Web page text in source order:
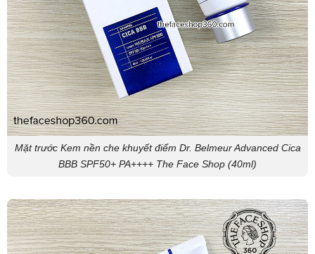
Mặt trước Kem nền che khuyết điểm Dr. Belmeur Advanced Cica
BBB SPF50+ PA++++ The Face Shop (40ml)